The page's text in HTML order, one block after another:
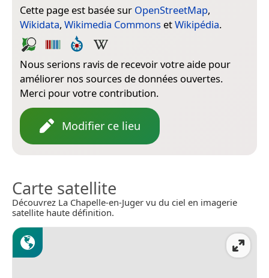
Cette page est basée sur OpenStreetMap,
Wikidata, Wikimedia Commons etWikipédia.
Nous serions ravis de recevoir votre aide pour
améliorer nos sources de données ouvertes.
Merci pour votre contribution.
Modifier ce lieu
Carte satellite
Découvrez La Chapelle-en-Juger vu du ciel en imagerie
satellite haute définition.